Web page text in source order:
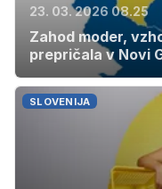
23. 03. 2026 08.25
Zahod moder,
prepričala v Novi
SLOVENIJA